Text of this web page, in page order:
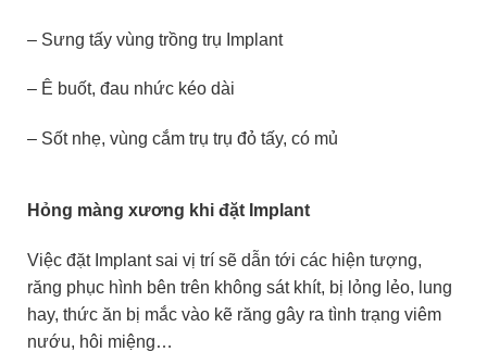
– Sưng tấy vùng trồng trụ Implant
– Ê buốt, đau nhức kéo dài
– Sốt nhẹ, vùng cắm trụ trụ đỏ tấy, có mủ
Hỏng màng xương khi đặt Implant
Việc đặt Implant sai vị trí sẽ dẫn tới các hiện tượng,
răng phục hình bên trên không sát khít, bị lỏng lẻo, lung
hay, thức ăn bị mắc vào kẽ răng gây ra tình trạng viêm
nướu, hôi miệng…